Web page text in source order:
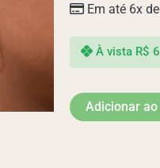
Em até 6x de
À vista R$
Adicionar